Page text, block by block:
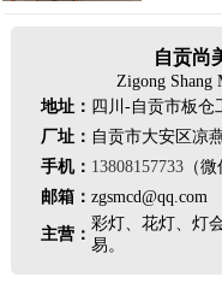
自贡尚
Zigong Shang
地址： 四川-自贡市板仓
厂址： 自贡市大安区凉
手机： 13808157733（微
邮箱： zgsmcd@qq.com
主营：
彩灯、花灯、灯
易。